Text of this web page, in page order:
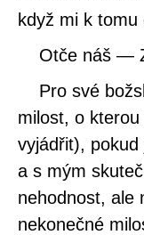
když mi k
Otče náš —
Pro své
milost, o
vyjádřit),
a s mým
nehodnost, ale
nekonečné